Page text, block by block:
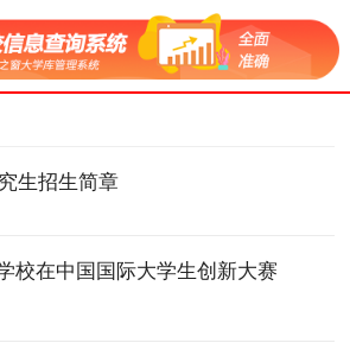
生招生简章
校在中国国际大学生创新大赛